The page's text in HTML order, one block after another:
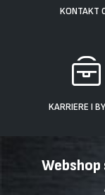
KONTAKT
KARRIERE I